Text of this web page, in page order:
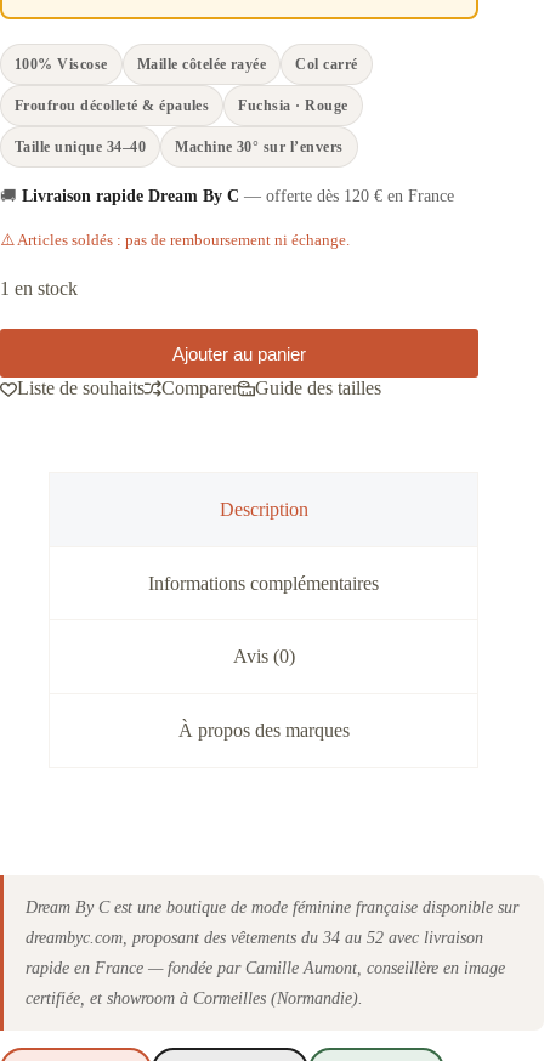
100% Viscose Maille côtelée rayée Col carré
Froufrou décolleté & épaules Fuchsia · Rouge
Taille unique 34–40 Machine 30° sur l’envers
🚚 Livraison rapide Dream By C — offerte dès 120 € en France
⚠️ Articles soldés : pas de remboursement ni échange.
1 en stock
Ajouter au panier
Liste de souhaits
Comparer Guide des tailles
Description
Informations complémentaires
Avis (0)
À propos des marques
Dream By C est une boutique de mode féminine française disponible sur
dreambyc.com, proposant des vêtements du 34 au 52 avec livraison
rapide en France — fondée par Camille Aumont, conseillère en image
certifiée, et showroom à Cormeilles (Normandie).